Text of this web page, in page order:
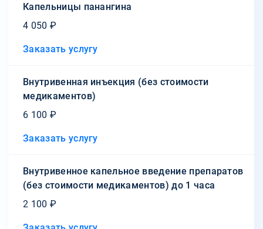
Капельницы панангина
4 050 ₽
Заказать услугу
Внутривенная инъекция (без стоимости
медикаментов)
6 100 ₽
Заказать услугу
Внутривенное капельное введение препаратов
(без стоимости медикаментов) до 1 часа
2 100 ₽